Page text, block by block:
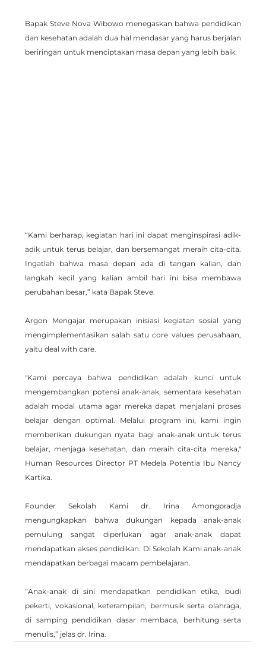
Bapak Steve Nova Wibowo menegaskan bahwa pendidikan
dan kesehatan adalah dua hal mendasar yang harus berjalan
beriringan untuk menciptakan masa depan yang lebih baik.
“Kami berharap, kegiatan hari ini dapat menginspirasi adik-
adik untuk terus belajar, dan bersemangat meraih cita-cita.
Ingatlah bahwa masa depan ada di tangan kalian, dan
langkah kecil yang kalian ambil hari ini bisa membawa
perubahan besar,” kata Bapak Steve.
Argon Mengajar merupakan inisiasi kegiatan sosial yang
mengimplementasikan salah satu core values perusahaan,
yaitu deal with care.
"Kami percaya bahwa pendidikan adalah kunci untuk
mengembangkan potensi anak-anak, sementara kesehatan
adalah modal utama agar mereka dapat menjalani proses
belajar dengan optimal. Melalui program ini, kami ingin
memberikan dukungan nyata bagi anak-anak untuk terus
belajar, menjaga kesehatan, dan meraih cita-cita mereka,"
Human Resources Director PT Medela Potentia Ibu Nancy
Kartika.
Founder Sekolah Kami dr. Irina Amongpradja
mengungkapkan bahwa dukungan kepada anak-anak
pemulung sangat diperlukan agar anak-anak dapat
mendapatkan akses pendidikan. Di Sekolah Kami anak-anak
mendapatkan berbagai macam pembelajaran.
“Anak-anak di sini mendapatkan pendidikan etika, budi
pekerti, vokasional, keterampilan, bermusik serta olahraga,
di samping pendidikan dasar membaca, berhitung serta
menulis,” jelas dr. Irina.